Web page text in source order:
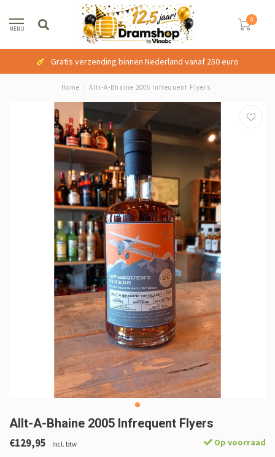
MENU
0
Gratis verzending binnen Nederland vanaf 250 euro
Home Allt-A-Bhaine 2005 Infrequent Flyers
Allt-A-Bhaine 2005 Infrequent Flyers
€129,95 Incl. btw Op voorraad